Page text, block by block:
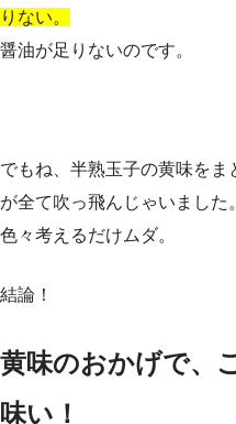
りない。
醤油が足りないのです。
でもね、半熟玉子の黄味を
が全て吹っ飛んじゃいました。
色々考えるだけムダ。
結論！
黄味のおかげで、
味い！